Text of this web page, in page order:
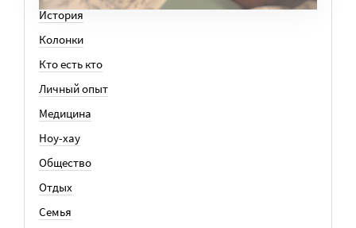
История
Колонки
Кто есть кто
Личный опыт
Медицина
Ноу-хау
Общество
Отдых
Семья